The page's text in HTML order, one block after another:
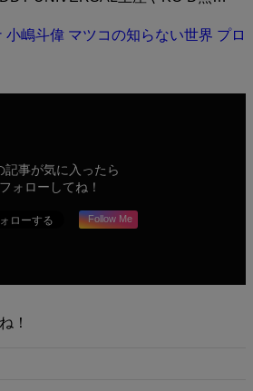
小嶋斗偉 マツコの知らない世界 プロ
記事が気に入ったら
フォローしてね！
Follow Me
！